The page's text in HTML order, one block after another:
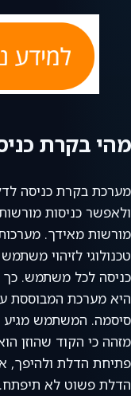
מהי בקרת
מערכת בקרת כניסה
ולאפשר כניסות
מורשות מאידך.
טכנולוגי לזיהוי
כניסה לכל משתמש.
היא מערכת המבוססת
סיסמה. המשתמש מגיע
מזהה כי הקוד שהוזן
פתיחת הדלת ולהיפך,
הדלת פשוט לא תיפתח.